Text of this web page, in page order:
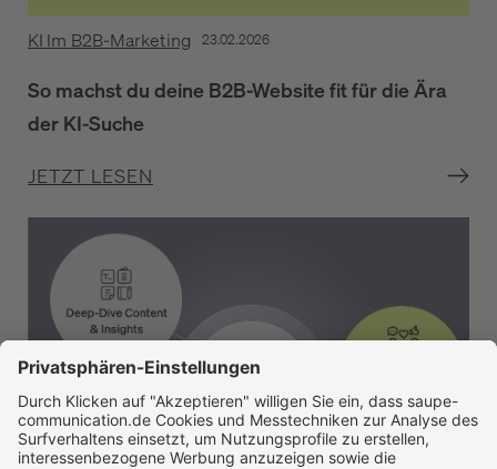
KI Im B2B-Marketing 23.02.2026
So machst du deine B2B-Website fit für die Ära
der KI-Suche
JETZT LESEN